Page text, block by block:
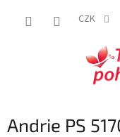
CZK
Andrie PS